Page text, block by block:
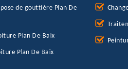
de gouttière Plan De
Plan De Baix
Plan De Baix